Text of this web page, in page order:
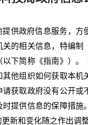
提供政府信息服务，方
关的相关信息，特编制
以下简称《指南》）。
其他组织如何获取本机
请获取政府没有公开或
时提供信息的保障措施
新和变化随之作出调整